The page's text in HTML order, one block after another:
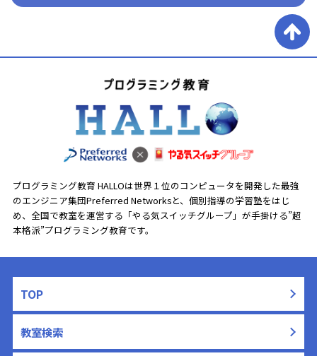
を学べるコースがあります。中級・上級者向けには、実践的な内
容に取り組むコースが提供される場合があります。HALLOでは初
めてのプログラミングから始まり、実世界の活かせる学びの内
プログラミング教育 HALLOは世界１位のコンピュータを開発した最強
のエンジニア集団Preferred Networksと、 個別指導の学習塾をはじ
め、全国で教室を運営する「やる気スイッチグループ」が手掛ける”超
本格派”プログラミング教育です。
TOP
教室検索